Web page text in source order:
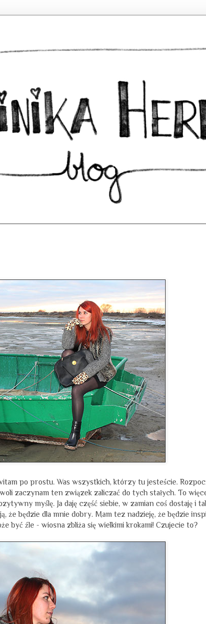
po prostu. Was wszystkich, którzy tu jesteście.
zaczynam ten związek zaliczać do tych stałych. To
myślę. Ja daję część siebie, w zamian coś dostaję i
że będzie dla mnie dobry. Mam tez nadzieję, że będzie
być źle - wiosna zbliża się wielkimi krokami! Czujecie to?